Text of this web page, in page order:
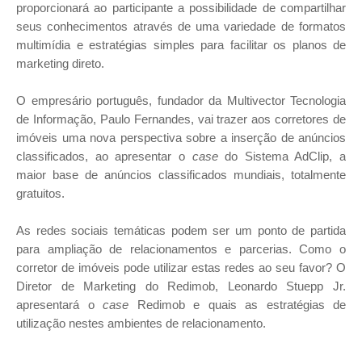
proporcionará ao participante a possibilidade de compartilhar
seus conhecimentos através de uma variedade de formatos
multimídia e estratégias simples para facilitar os planos de
marketing direto.
O empresário português, fundador da Multivector Tecnologia
de Informação, Paulo Fernandes, vai trazer aos corretores de
imóveis uma nova perspectiva sobre a inserção de anúncios
classificados, ao apresentar o casedo Sistema AdClip, a
maior base de anúncios classificados mundiais, totalmente
gratuitos.
As redes sociais temáticas podem ser um ponto de partida
para ampliação de relacionamentos e parcerias. Como o
corretor de imóveis pode utilizar estas redes ao seu favor? O
Diretor de Marketing do Redimob, Leonardo Stuepp Jr.
apresentará o case Redimob e quais as estratégias de
utilização nestes ambientes de relacionamento.